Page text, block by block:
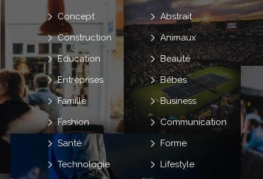
Abstrait
Animaux
Beauté
Bébés
Business
Communication
Concept
Construction
Education
Entreprises
Famille
Fashion
Forme
Lifestyle
Santé
Technologie